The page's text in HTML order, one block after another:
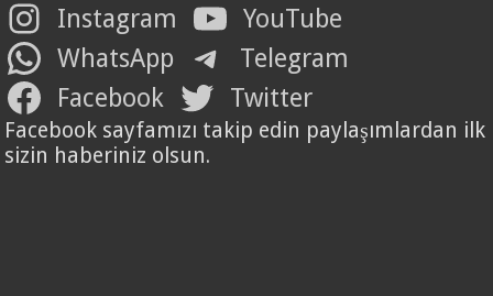
Instagram
YouTube
WhatsApp
Telegram
Facebook
Twitter
Facebook sayfamızı takip edin paylaşımlardan ilk
sizin haberiniz olsun.